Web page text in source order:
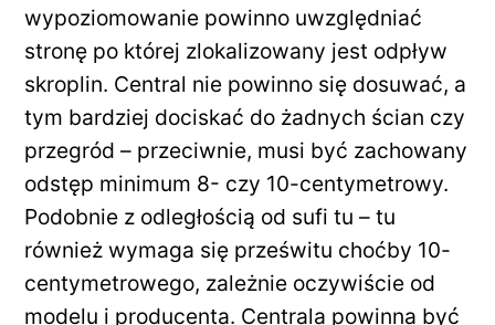
wypoziomowanie powinno uwzględniać
stronę po której zlokalizowany jest odpływ
skroplin. Central nie powinno się dosuwać, a
tym bardziej dociskać do żadnych ścian czy
przegród – przeciwnie, musi być zachowany
odstęp minimum 8- czy 10-centymetrowy.
Podobnie z odległością od sufi tu – tu
również wymaga się prześwitu choćby 10-
centymetrowego, zależnie oczywiście od
modelu i producenta. Centrala powinna być